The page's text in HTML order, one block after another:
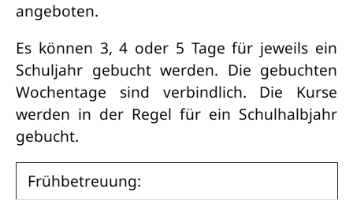
angeboten.
Es können 3, 4 oder 5 Tage für jeweils ein
Schuljahr gebucht werden. Die gebuchten
Wochentage sind verbindlich. Die Kurse
werden in der Regel für ein Schulhalbjahr
gebucht.
Frühbetreuung: